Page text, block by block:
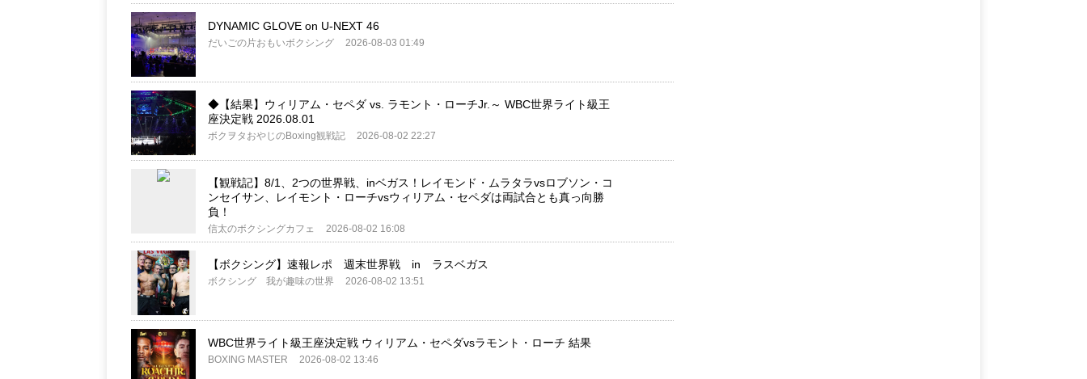
DYNAMIC GLOVE on U-NEXT 46
だいごの片おもいボクシング 2026-08-03 01:49
◆【結果】ウィリアム・セペダ vs. ラモント・ローチJr.～ WBC世界ライト級王
座決定戦 2026.08.01
ボクヲタおやじのBoxing観戦記 2026-08-02 22:27
【観戦記】8/1、2つの世界戦、inベガス！レイモンド・ムラタラvsロブソン・コ
ンセイサン、レイモント・ローチvsウィリアム・セペダは両試合とも真っ向勝
負！
信太のボクシングカフェ 2026-08-02 16:08
【ボクシング】速報レポ 週末世界戦 in ラスベガス
ボクシング 我が趣味の世界 2026-08-02 13:51
WBC世界ライト級王座決定戦 ウィリアム・セペダvsラモント・ローチ 結果
BOXING MASTER 2026-08-02 13:46